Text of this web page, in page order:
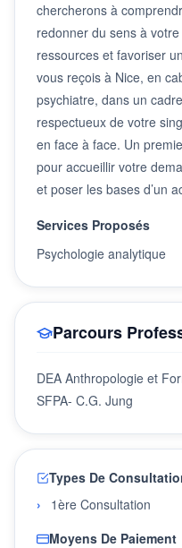
chercherons à
redonner du sens à
ressources et favoriser
vous reçois à Nice, en
psychiatre, dans un
respectueux de votre
en face à face. Un
pour accueillir votre
et poser les bases d’un
Services Proposés
Psychologie analytique
Parcours
DEA Anthropologie et
SFPA- C.G. Jung
Types De
1ère Consultation
Moyens De Paiement